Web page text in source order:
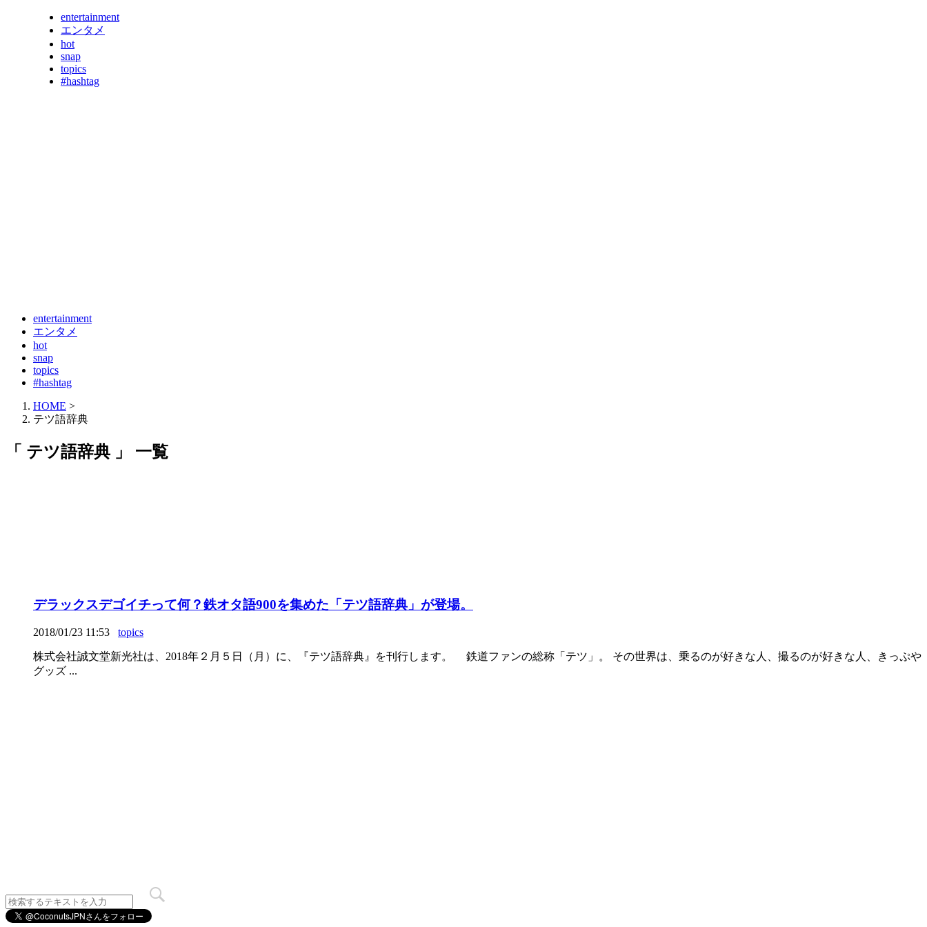
entertainment
エンタメ
hot
snap
topics
#hashtag
entertainment
エンタメ
hot
snap
topics
#hashtag
HOME >
テツ語辞典
「 テツ語辞典 」 一覧
デラックスデゴイチって何？鉄オタ語900を集めた「テツ語辞典」が登場。
2018/01/23 11:53 topics
株式会社誠文堂新光社は、2018年２月５日（月）に、『テツ語辞典』を刊行します。 鉄道ファンの総称「テツ」。 その世界は、乗るのが好きな人、撮るのが好きな人、きっぷや
グッズ ...